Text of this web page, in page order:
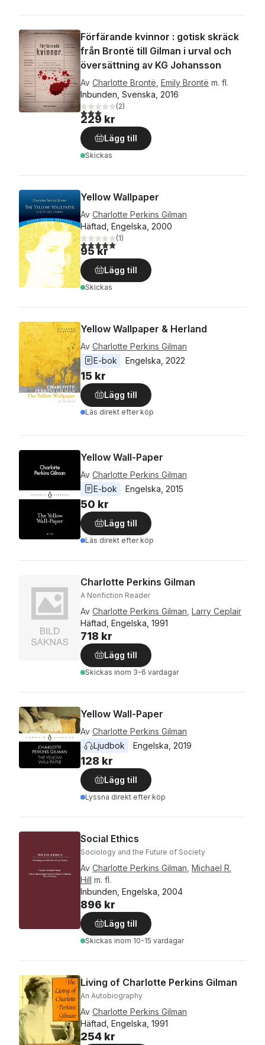
Förfärande kvinnor : gotisk skräck
från Brontë till Gilman i urval och
översättning av KG Johansson
Av Charlotte Brontë Emily Brontë m. fl.
Inbunden, Svenska, 2016
3,0utav 5 stjärnor. Totalt antal röster:
(2)
229 kr
Lägg till
Skickas
Yellow Wallpaper
Av Charlotte Perkins Gilman
Häftad, Engelska, 2000
5,0utav 5 stjärnor. Totalt antal röster:
(1)
95 kr
Lägg till
Skickas
Yellow Wallpaper & Herland
Av Charlotte Perkins Gilman
E-bok
Engelska 2022
15 kr
Lägg till
Läs direkt efter köp
Yellow Wall-Paper
Av Charlotte Perkins Gilman
E-bok
Engelska 2015
50 kr
Lägg till
Läs direkt efter köp
Charlotte Perkins Gilman
A Nonfiction Reader
Av Charlotte Perkins Gilman Larry Ceplair
Häftad, Engelska, 1991
718 kr
Lägg till
Skickas inom 3-6 vardagar
Yellow Wall-Paper
Av Charlotte Perkins Gilman
Ljudbok
Engelska 2019
128 kr
Lägg till
Lyssna direkt efter köp
Social Ethics
Sociology and the Future of Society
Av Charlotte Perkins Gilman Michael R.
Hill m. fl.
Inbunden, Engelska, 2004
896 kr
Lägg till
Skickas inom 10-15 vardagar
Living of Charlotte Perkins Gilman
An Autobiography
Av Charlotte Perkins Gilman
Häftad, Engelska, 1991
254 kr